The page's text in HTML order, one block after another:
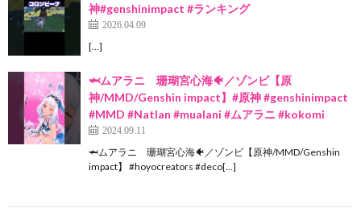
神#genshinimpact #ランキング
2026.04.09
[…]
🦈ムアラニ 珊瑚宮心海🐠／ゾンビ【原
神/MMD/Genshin impact】#原神 #genshinimpact
#MMD #Natlan #mualani #ムアラニ #kokomi
2024.09.11
🦈ムアラニ 珊瑚宮心海🐠／ゾンビ【原神/MMD/Genshin
impact】 #hoyocreators #deco[…]